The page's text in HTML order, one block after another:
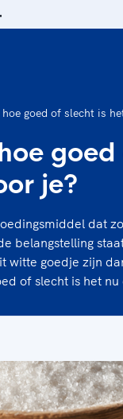
goed of slecht is
je?
dat
belangstelling
witte goedje zijn
of slecht is het